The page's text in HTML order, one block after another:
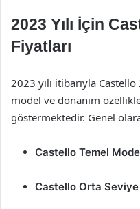
2023 Yılı İçin
Fiyatları
2023 yılı itibarıyla
model ve donanım
göstermektedir. Genel
Castello Temel
Castello Orta